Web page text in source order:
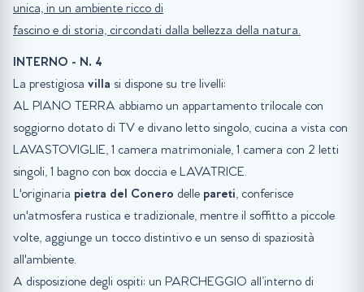
unica, in un ambiente ricco di
fascino e di storia, circondati dalla bellezza della natura.
INTERNO - N. 4
La prestigiosa villa si dispone su tre livelli:
AL PIANO TERRA abbiamo un appartamento trilocale con
soggiorno dotato di TV e divano letto singolo, cucina a vista con
LAVASTOVIGLIE, 1 camera matrimoniale, 1 camera con 2 letti
singoli, 1 bagno con box doccia e LAVATRICE.
L'originaria pietra del Conero delle pareti, conferisce
un'atmosfera rustica e tradizionale, mentre il soffitto a piccole
volte, aggiunge un tocco distintivo e un senso di spaziosità
all'ambiente.
A disposizione degli ospiti: un PARCHEGGIO all’interno di